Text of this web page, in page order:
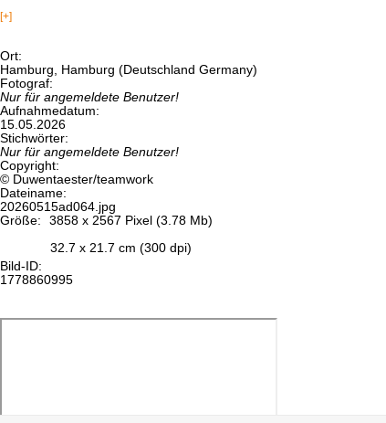
[+]
Ort:
Hamburg, Hamburg (Deutschland Germany)
Fotograf:
Nur für angemeldete Benutzer!
Aufnahmedatum:
15.05.2026
Stichwörter:
Nur für angemeldete Benutzer!
Copyright:
© Duwentaester/teamwork
Dateiname:
20260515ad064.jpg
Größe:
3858 x 2567 Pixel (3.78 Mb)
32.7 x 21.7 cm (300 dpi)
Bild-ID:
1778860995